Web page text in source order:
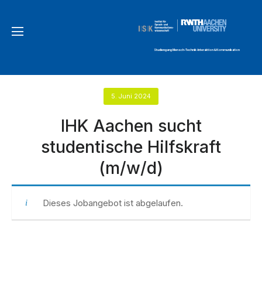
Studiengang Mensch-Technik-Interaktion & Kommunikation
5. Juni 2024
IHK Aachen sucht
studentische Hilfskraft
(m/w/d)
Dieses Jobangebot ist abgelaufen.